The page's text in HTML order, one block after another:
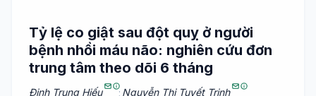
Tỷ lệ co giật sau đột quỵ ở người
bệnh nhồi máu não: nghiên cứu đơn
trung tâm theo dõi 6 tháng
Đinh Trung Hiếu ; Nguyễn Thị Tuyết Trinh